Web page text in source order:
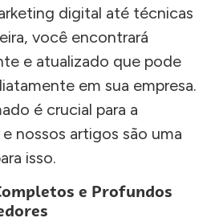
digital até técnicas
você encontrará
e atualizado que pode
em sua empresa.
é crucial para a
nossos artigos são uma
isso.
e Profundos